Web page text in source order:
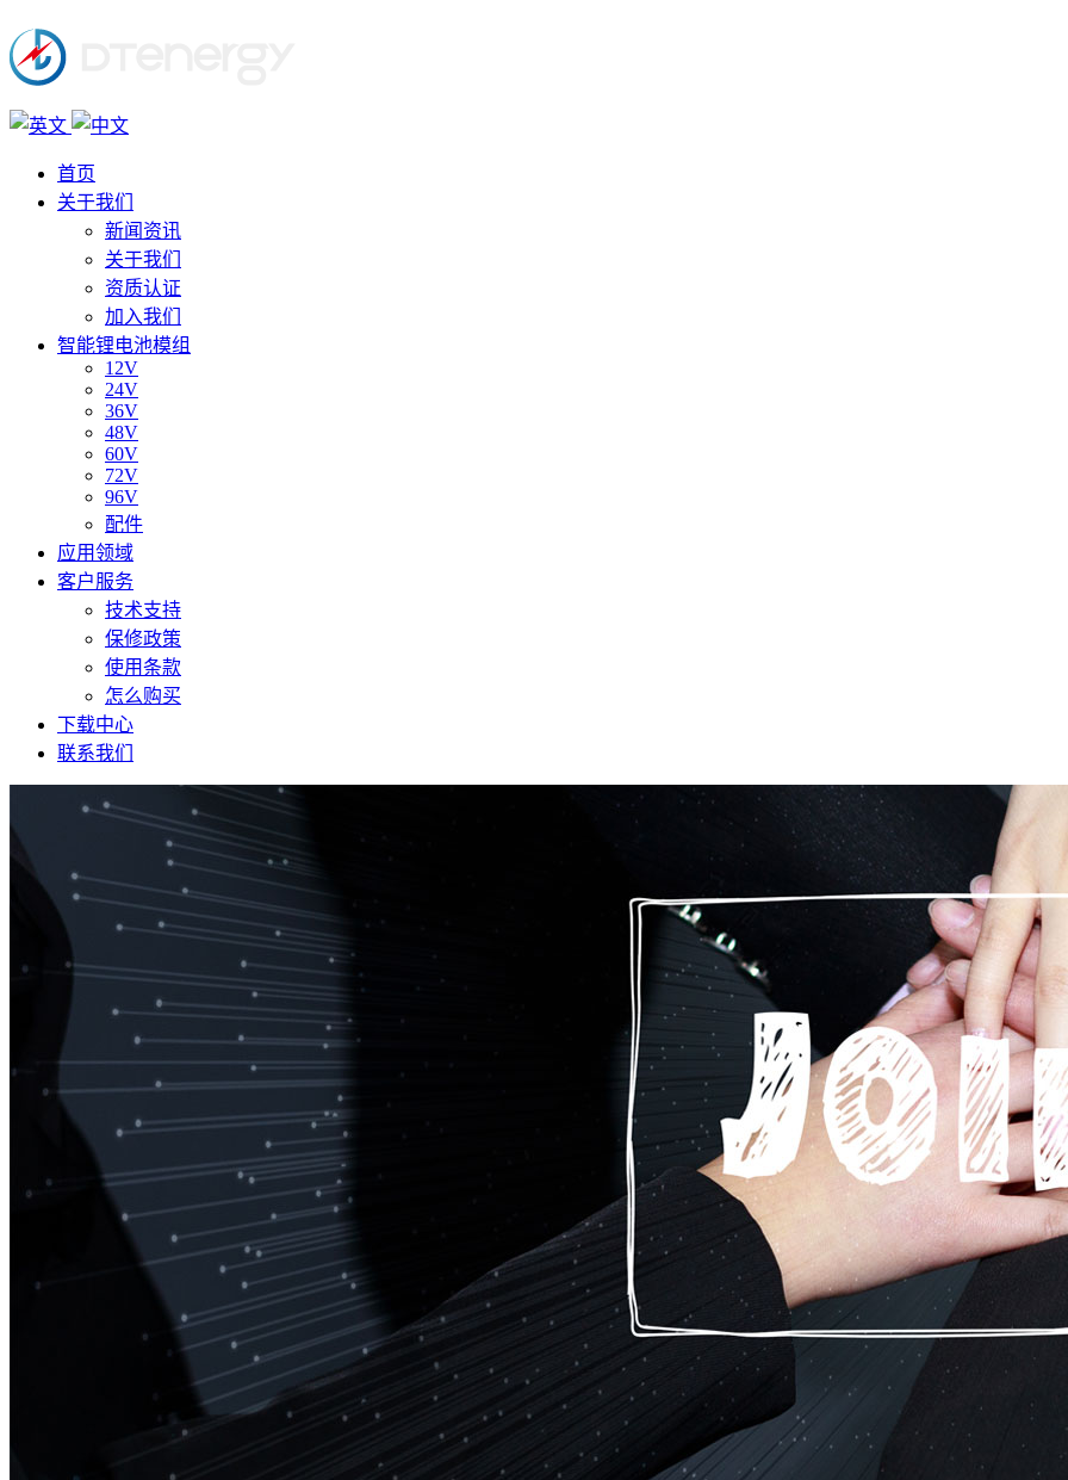
首页
关于我们
新闻资讯
关于我们
资质认证
加入我们
智能锂电池模组
12V
24V
36V
48V
60V
72V
96V
配件
应用领域
客户服务
技术支持
保修政策
使用条款
怎么购买
下载中心
联系我们